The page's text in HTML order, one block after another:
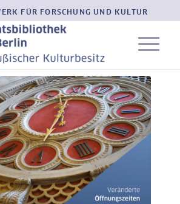
FÜR FORSCHUNG UND KULTUR